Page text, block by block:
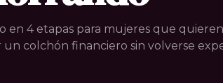
en 4 etapas para mujeres que quieren
colchón financiero sin volverse